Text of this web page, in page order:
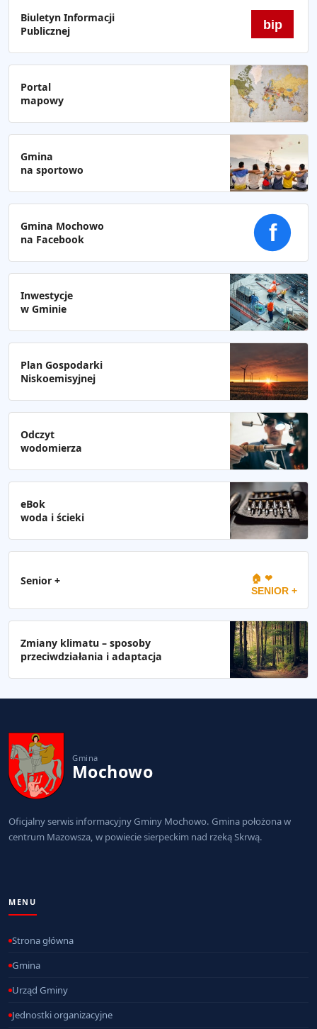
Biuletyn Informacji
Publicznej
bip
Portal
mapowy
Gmina
na sportowo
Gmina Mochowo
na Facebook
f
Inwestycje
w Gminie
Plan Gospodarki
Niskoemisyjnej
Odczyt
wodomierza
eBok
woda i ścieki
Senior + 🏠 ❤
SENIOR +
Zmiany klimatu – sposoby
przeciwdziałania i adaptacja
Gmina
Mochowo
Oficjalny serwis informacyjny Gminy Mochowo. Gmina położona w
centrum Mazowsza, w powiecie sierpeckim nad rzeką Skrwą.
MENU
Strona główna
Gmina
Urząd Gminy
Jednostki organizacyjne